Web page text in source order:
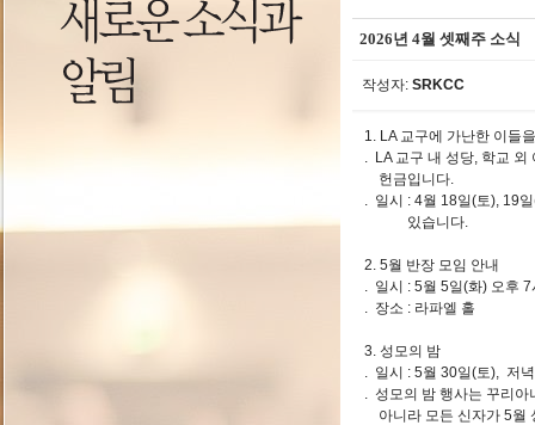
2026년 4월 셋째주 소식
작성자: SRKCC
1. LA 교구에 가난한 이들
. LA 교구 내 성당, 학교 외
헌금입니다.
. 일시 : 4월 18일(토), 19
있습니다.
2. 5월 반장 모임 안내
. 일시 : 5월 5일(화) 오
. 장소 : 라파엘 홀
3. 성모의 밤
. 일시 : 5월 30일(토), 저
. 성모의 밤 행사는 꾸리아
아니라 모든 신자가 5월